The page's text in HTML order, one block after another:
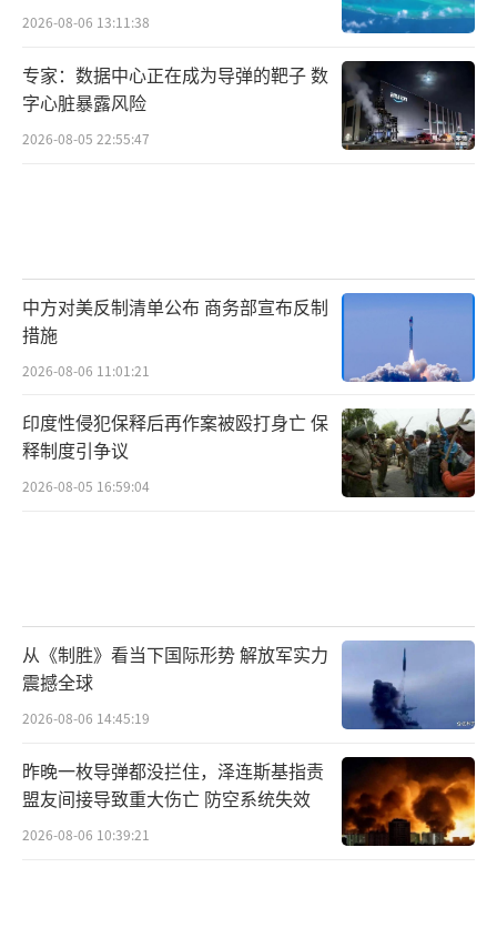
2026-08-06 13:11:38
专家：数据中心正在成为导弹的靶子 数
字心脏暴露风险
2026-08-05 22:55:47
中方对美反制清单公布 商务部宣布反制
措施
2026-08-06 11:01:21
印度性侵犯保释后再作案被殴打身亡 保
释制度引争议
2026-08-05 16:59:04
从《制胜》看当下国际形势 解放军实力
震撼全球
2026-08-06 14:45:19
昨晚一枚导弹都没拦住，泽连斯基指责
盟友间接导致重大伤亡 防空系统失效
2026-08-06 10:39:21